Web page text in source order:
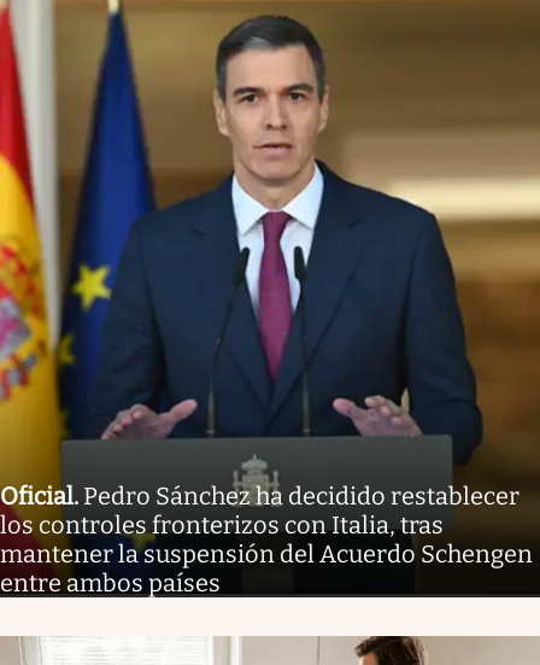
Oficial. Pedro Sánchez ha decidido restablecer
los controles fronterizos con Italia, tras
mantener la suspensión del Acuerdo Schengen
entre ambos países